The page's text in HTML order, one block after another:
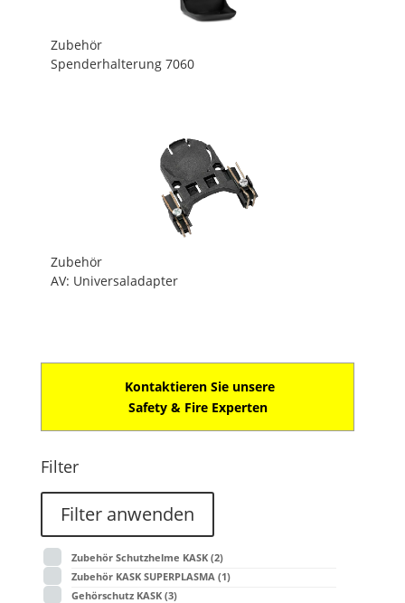
Zubehör
Spenderhalterung 7060
Zubehör
AV: Universaladapter
Kontaktieren Sie unsere
Safety & Fire Experten
Filter
Filter anwenden
Zubehör Schutzhelme KASK (2)
Zubehör KASK SUPERPLASMA (1)
Gehörschutz KASK (3)